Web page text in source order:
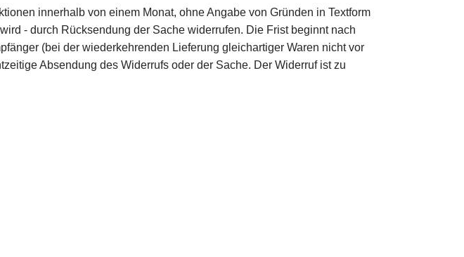
innerhalb von einem Monat, ohne Angabe von Gründen in Textform
- durch Rücksendung der Sache widerrufen. Die Frist beginnt nach
(bei der wiederkehrenden Lieferung gleichartiger Waren nicht vor
Absendung des Widerrufs oder der Sache. Der Widerruf ist zu